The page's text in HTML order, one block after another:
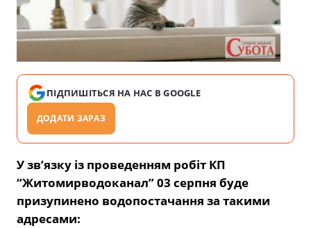
ПІДПИШІТЬСЯ НА НАС В GOOGLE
ДОДАТИ ЗАРАЗ
У зв’язку із проведенням робіт КП
“Житомирводоканал” 03 серпня буде
призупинено водопостачання за такими
адресами: